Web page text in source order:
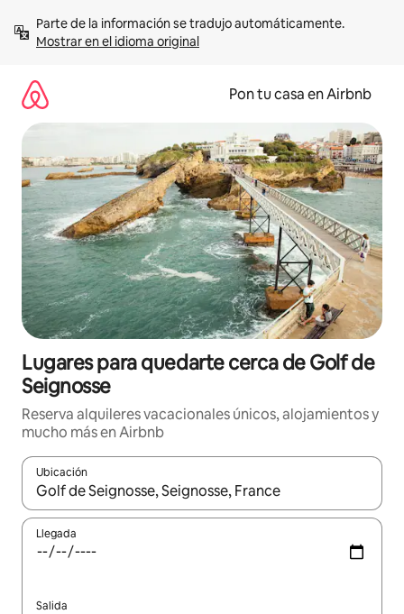
contenidoMostrar en el idioma original
Pon tu casa en Airbnb
Lugares para quedarte cerca de Golf de
Seignosse
Reserva alquileres vacacionales únicos, alojamientos y
mucho más en Airbnb
Ubicación
Cuando los resultados estén disponibles, navega con las
Llegada
Salida